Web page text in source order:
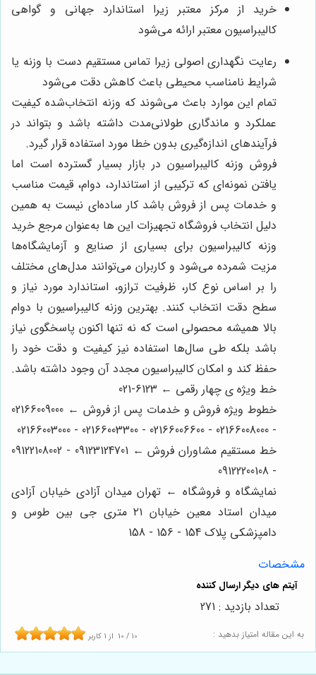
خرید از مرکز معتبر زیرا استاندارد جهانی و گواهی
کالیبراسیون معتبر ارائه می‌شود
رعایت نگهداری اصولی زیرا تماس مستقیم دست با وزنه یا
شرایط نامناسب محیطی باعث کاهش دقت می‌شود
تمام این موارد باعث می‌شوند که وزنه انتخاب‌شده کیفیت
عملکرد و ماندگاری طولانی‌مدت داشته باشد و بتواند در
فرآیندهای اندازه‌گیری بدون خطا مورد استفاده قرار گیرد.
فروش وزنه کالیبراسیون در بازار بسیار گسترده است اما
یافتن نمونه‌ای که ترکیبی از استاندارد، دوام، قیمت مناسب
و خدمات پس از فروش باشد کار ساده‌ای نیست به همین
دلیل انتخاب فروشگاه تجهیزات این ها به‌عنوان مرجع خرید
وزنه کالیبراسیون برای بسیاری از صنایع و آزمایشگاه‌ها
مزیت شمرده می‌شود و کاربران می‌توانند مدل‌های مختلف
را بر اساس نوع کار، ظرفیت ترازو، استاندارد مورد نیاز و
سطح دقت انتخاب کنند. بهترین وزنه کالیبراسیون با دوام
بالا همیشه محصولی است که نه‌ تنها اکنون پاسخگوی نیاز
باشد بلکه طی سال‌ها استفاده نیز کیفیت و دقت خود را
حفظ کند و امکان کالیبراسیون مجدد آن وجود داشته باشد.
خط ویژه ی چهار رقمی ← 6123-021
خطوط ویژه فروش و خدمات پس از فروش ← 02166009000
- 02166008000 - 02166006600 - 02166003300 - 02166003000
خط مستقیم مشاوران فروش ← 09123124701 - 09122108002
- 09122200108
نمایشگاه و فروشگاه ← تهران میدان آزادی خیابان آزادی
میدان استاد معین خیابان ۲۱ متری جی بین طوس و
دامپزشکی پلاک 154 - 156 - 158
مشخصات
به این مقاله امتیاز بدهید : 10 / 10 از 1 کاربر
تعداد بازدید : 271